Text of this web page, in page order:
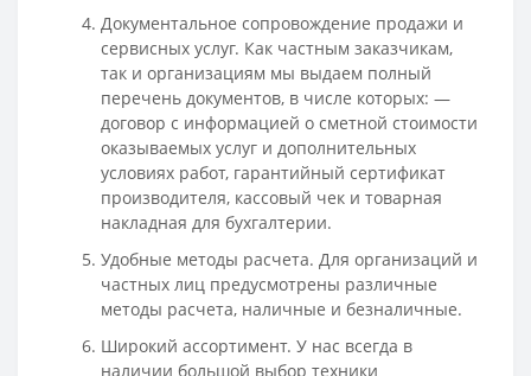
Документальное сопровождение продажи и
сервисных услуг. Как частным заказчикам,
так и организациям мы выдаем полный
перечень документов, в числе которых: —
договор с информацией о сметной стоимости
оказываемых услуг и дополнительных
условиях работ, гарантийный сертификат
производителя, кассовый чек и товарная
накладная для бухгалтерии.
Удобные методы расчета. Для организаций и
частных лиц предусмотрены различные
методы расчета, наличные и безналичные.
Широкий ассортимент. У нас всегда в
наличии большой выбор техники